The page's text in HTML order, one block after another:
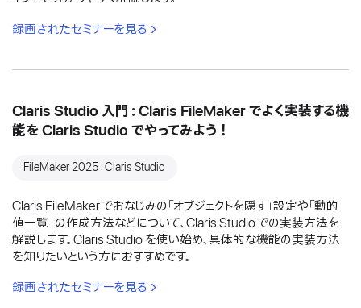
録画されたセミナーを見る
Claris Studio 入門：Claris FileMaker でよく実装する機
能を Claris Studio でやってみよう！
FileMaker 2025：Claris Studio
Claris FileMaker でおなじみの「オブジェクトを隠す」設定や「動的
値一覧」の作成方法などについて、Claris Studio での実装方法を
解説します。Claris Studio を使い始め、具体的な機能の実装方法
を知りたいという方におすすめです。
録画されたセミナーを見る